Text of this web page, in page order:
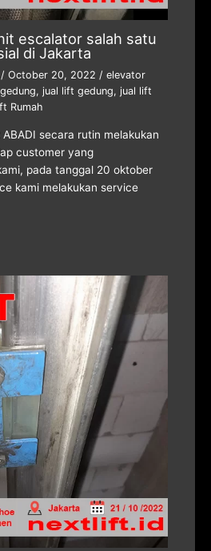
escalator salah satu
di Jakarta
/October 20, 2022 /elevator
, jual lift gedung, jual lift
Rumah
ABADI secara rutin melakukan
customer yang
pada tanggal 20 oktober
kami melakukan service